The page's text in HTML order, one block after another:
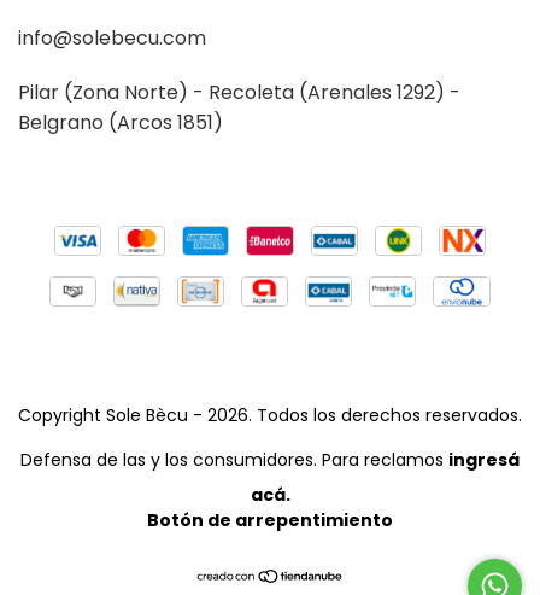
info@solebecu.com
Pilar (Zona Norte) - Recoleta (Arenales 1292) -
Belgrano (Arcos 1851)
Copyright Sole Bècu - 2026. Todos los derechos reservados.
Defensa de las y los consumidores. Para reclamos ingresá
acá.
Botón de arrepentimiento